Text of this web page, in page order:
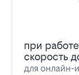
при
скорость
для онлайн-